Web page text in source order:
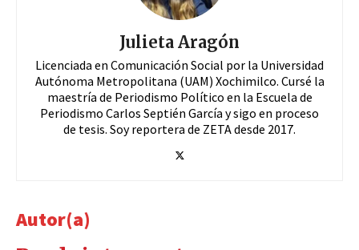
Julieta Aragón
Licenciada en Comunicación Social por la Universidad
Autónoma Metropolitana (UAM) Xochimilco. Cursé la
maestría de Periodismo Político en la Escuela de
Periodismo Carlos Septién García y sigo en proceso
de tesis. Soy reportera de ZETA desde 2017.
Autor(a)